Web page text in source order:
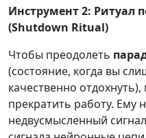
Инструмент 2: Ритуал
(Shutdown Ritual)
Чтобы преодолеть
(состояние, когда вы
качественно
прекратить работу. Ему
недвусмысленный